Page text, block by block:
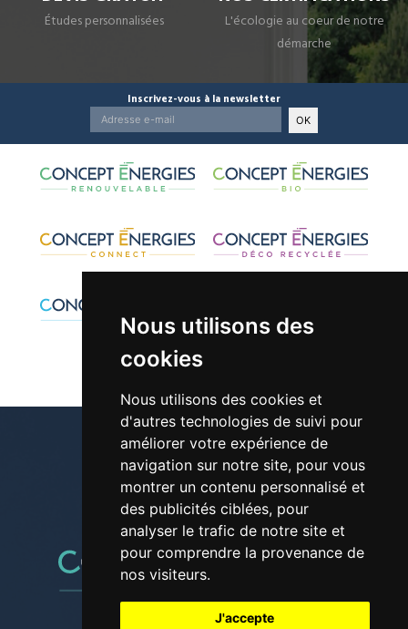
Nous utilisons des
cookies
Nous utilisons des cookies et
d'autres technologies de suivi pour
améliorer votre expérience de
navigation sur notre site, pour vous
montrer un contenu personnalisé et
des publicités ciblées, pour
analyser le trafic de notre site et
pour comprendre la provenance de
nos visiteurs.
J'accepte
Études personnalisées
L'écologie au coeur de notre
démarche
Inscrivez-vous à la newsletter
OK
01 30 42 28 61